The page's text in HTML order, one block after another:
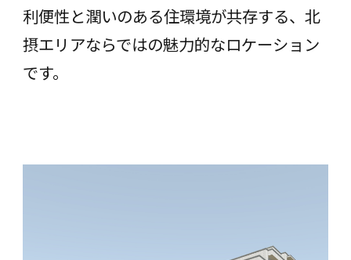
利便性と潤いのある住環境が共存する、北
摂エリアならではの魅⼒的なロケーション
です。